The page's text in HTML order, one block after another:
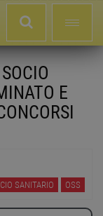
E
SANITARIO OSS